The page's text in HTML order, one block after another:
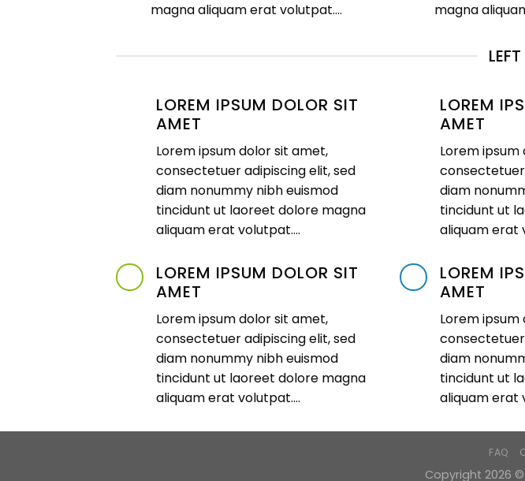
magna aliquam erat volutpat….
magna
LOREM IPSUM DOLOR SIT
AMET
Lorem ipsum dolor sit amet,
consectetuer adipiscing elit, sed
diam nonummy nibh euismod
tincidunt ut laoreet dolore magna
aliquam erat volutpat….
LOREM
AMET
Lorem
diam
tincidunt ut
aliquam erat
LOREM IPSUM DOLOR SIT
AMET
Lorem ipsum dolor sit amet,
consectetuer adipiscing elit, sed
diam nonummy nibh euismod
tincidunt ut laoreet dolore magna
aliquam erat volutpat….
LOREM
AMET
Lorem
diam
tincidunt ut
aliquam erat
FAQ
Copyright 2026 ©